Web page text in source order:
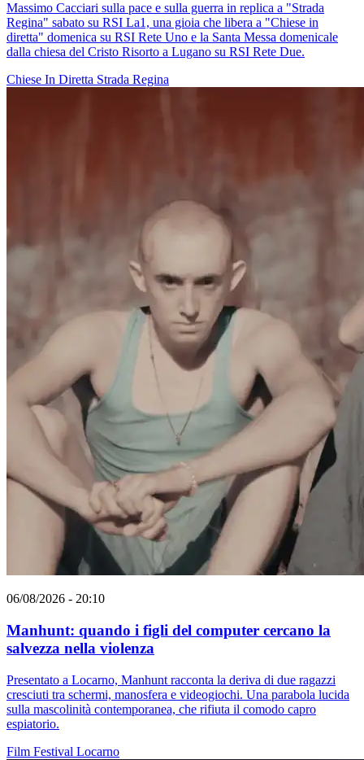
Massimo Cacciari sulla pace e sulla guerra in replica a "Strada
Regina" sabato su RSI La1, una gioia che libera a "Chiese in
diretta" domenica su RSI Rete Uno e la Santa Messa domenicale
dalla chiesa del Cristo Risorto a Lugano su RSI Rete Due.
Chiese In Diretta Strada Regina
06/08/2026 - 20:10
Manhunt: quando i figli del computer cercano la
salvezza nella violenza
Presentato a Locarno, Manhunt racconta la deriva di due ragazzi
cresciuti tra schermi, manosfera e videogiochi. Una parabola lucida
sulla mascolinità contemporanea, che rifiuta il comodo capro
espiatorio.
Film Festival Locarno